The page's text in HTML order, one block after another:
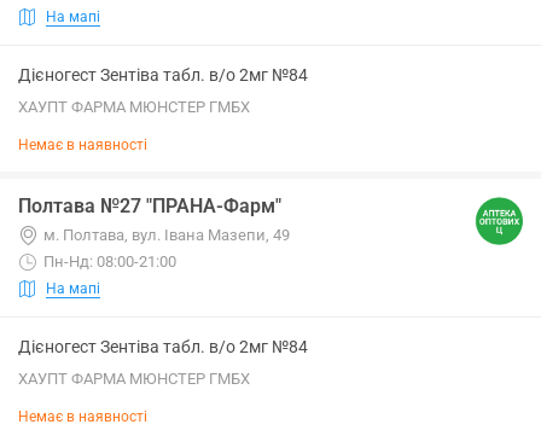
На мапі
Дієногест Зентіва табл. в/о 2мг №84
ХАУПТ ФАРМА МЮНСТЕР ГМБХ
Немає в наявності
Полтава №27 "ПРАНА-Фарм"
м. Полтава, вул. Івана Мазепи, 49
Пн-Нд: 08:00-21:00
На мапі
Дієногест Зентіва табл. в/о 2мг №84
ХАУПТ ФАРМА МЮНСТЕР ГМБХ
Немає в наявності